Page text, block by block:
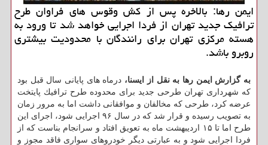
ایمن رها: بالاخره پس از كش وقوس های فراوان طرح
ترافیك جدید تهران از فردا اجرایی خواهد شد تا ورود به
هسته مركزی تهران برای رانندگان با محدودیت بیشتری
روبرو باشد.
به گزارش ایمن رها به نقل از ایسنا، درماه های پایانی سال قبل بود
كه شهرداری تهران طرحی جدید برای محدوده طرح ترافیك پایتخت
عرضه كرد، طرحی كه مخالفان و موافقانی داشت اما به مرور زمان
به تصویب رسیده و قرار شد كه در سال ۹۶ اجرایی شود، اجرای این
طرح اما تا ۱۵ اردیبهشت ماه به تعویق افتاد و سرانجام بناست كه از
فردا اجرایی شود و به عبارتی دیگر خودروهای سواری فاقد مجوز و